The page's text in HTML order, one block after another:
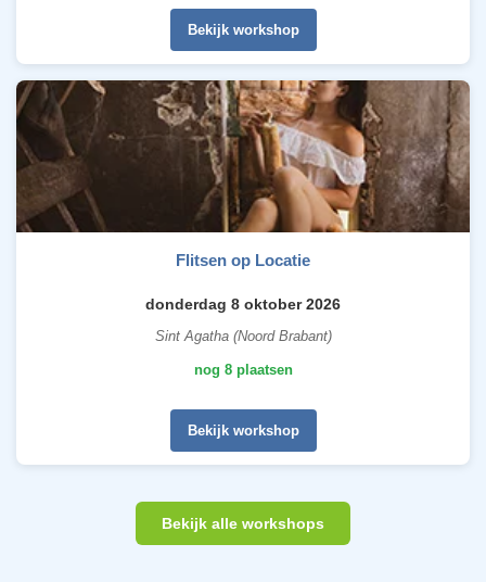
Bekijk workshop
Flitsen op Locatie
donderdag 8 oktober 2026
Sint Agatha (Noord Brabant)
nog 8 plaatsen
Bekijk workshop
Bekijk alle workshops